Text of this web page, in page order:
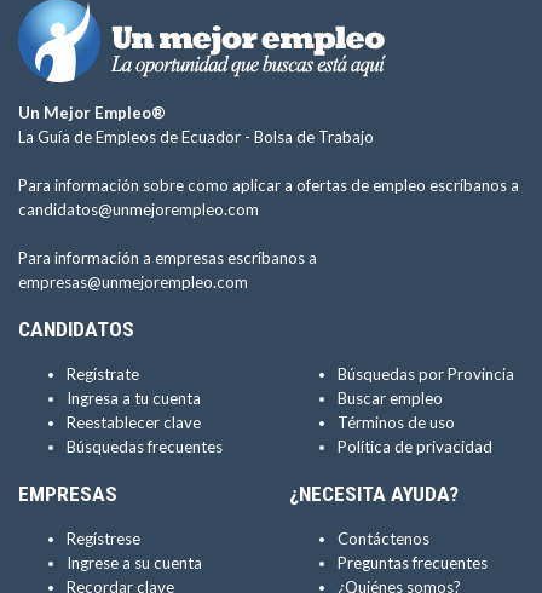
Un Mejor Empleo®
La Guía de Empleos de Ecuador - Bolsa de Trabajo
Para información sobre como aplicar a ofertas de empleo escríbanos a
candidatos@unmejorempleo.com
Para información a empresas escríbanos a
empresas@unmejorempleo.com
CANDIDATOS
Regístrate
Ingresa a tu cuenta
Reestablecer clave
Búsquedas frecuentes
Búsquedas por Provincia
Buscar empleo
Términos de uso
Política de privacidad
EMPRESAS
Regístrese
Ingrese a su cuenta
Recordar clave
¿NECESITA AYUDA?
Contáctenos
Preguntas frecuentes
¿Quiénes somos?